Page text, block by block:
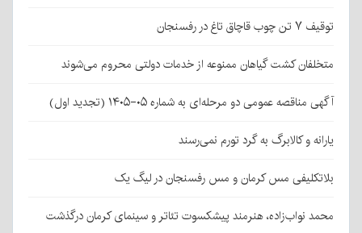
توقیف ۷ تن چوب قاچاق تاغ در رفسنجان
متخلفان کشت گیاهان ممنوعه از خدمات دولتی محروم می‌شوند
آگهی مناقصه عمومی دو مرحله‌ای به شماره ۰۵-۱۴۰۵ (تجدید اول)
یارانه و کالابرگ به گرد تورم نمی‌رسند
بلاتکلیفی مس کرمان و مس رفسنجان در لیگ یک
محمد نواب‌زاده، هنرمند پیشکسوت تئاتر و سینمای کرمان درگذشت